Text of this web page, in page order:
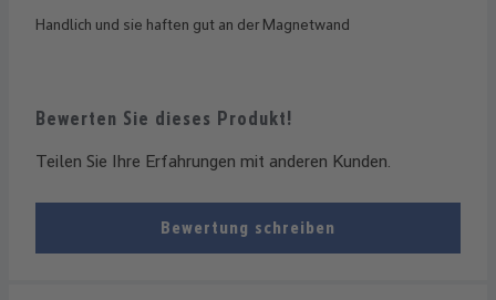
Bewerten Sie dieses Produkt!
Teilen Sie Ihre Erfahrungen mit anderen Kunden.
Bewertung schreiben
Handlich und sie haften gut an der Magnetwand